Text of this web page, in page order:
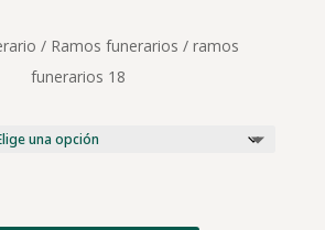
138,00 €
/ Ramos funerarios / ramos
funerarios 18